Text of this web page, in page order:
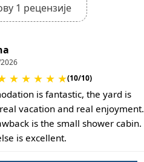
1 рецензије
★ ★ ★ ★ ★(10/10)
is fantastic, the yard is
vacation and real enjoyment.
is the small shower cabin.
is excellent.